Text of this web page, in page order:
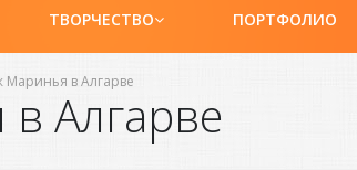
ТВОРЧЕСТВО ПОРТФОЛИО
Маринья в Алгарве
Алгарве